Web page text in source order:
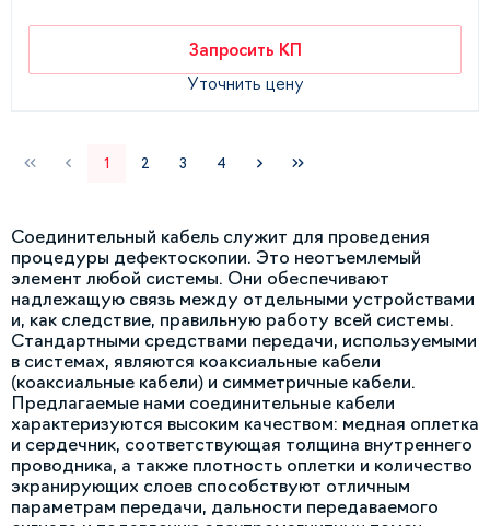
Запросить КП
Уточнить цену
1 2 3 4
Соединительный кабель служит для проведения
процедуры дефектоскопии. Это неотъемлемый
элемент любой системы. Они обеспечивают
надлежащую связь между отдельными устройствами
и, как следствие, правильную работу всей системы.
Стандартными средствами передачи, используемыми
в системах, являются коаксиальные кабели
(коаксиальные кабели) и симметричные кабели.
Предлагаемые нами соединительные кабели
характеризуются высоким качеством: медная оплетка
и сердечник, соответствующая толщина внутреннего
проводника, а также плотность оплетки и количество
экранирующих слоев способствуют отличным
параметрам передачи, дальности передаваемого